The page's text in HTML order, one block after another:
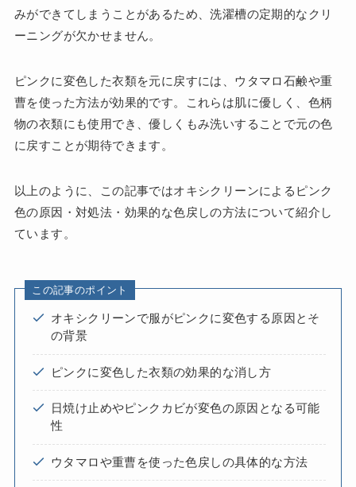
みができてしまうことがあるため、洗濯槽の定期的なクリ
ーニングが欠かせません。
ピンクに変色した衣類を元に戻すには、ウタマロ石鹸や重
曹を使った方法が効果的です。これらは肌に優しく、色柄
物の衣類にも使用でき、優しくもみ洗いすることで元の色
に戻すことが期待できます。
以上のように、この記事ではオキシクリーンによるピンク
色の原因・対処法・効果的な色戻しの方法について紹介し
ています。
この記事のポイント
オキシクリーンで服がピンクに変色する原因とそ
の背景
ピンクに変色した衣類の効果的な消し方
日焼け止めやピンクカビが変色の原因となる可能
性
ウタマロや重曹を使った色戻しの具体的な方法